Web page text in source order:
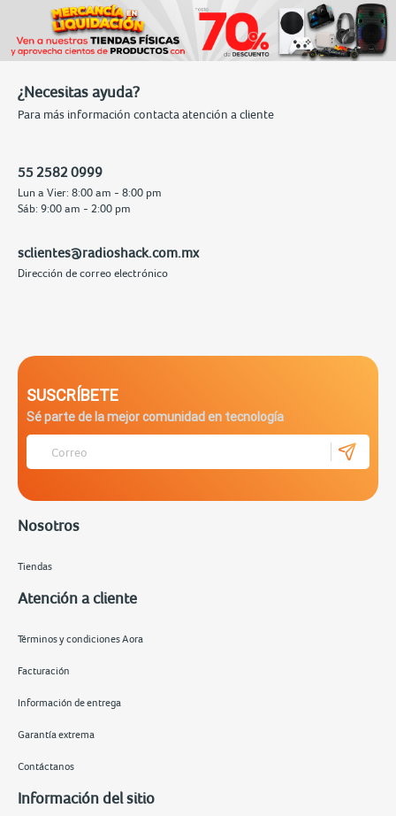
¿Necesitas ayuda?
Para más información contacta atención a cliente
55 2582 0999
Lun a Vier: 8:00 am - 8:00 pm
Sáb: 9:00 am - 2:00 pm
sclientes@radioshack.com.mx
Dirección de correo electrónico
SUSCRÍBETE
Sé parte de la mejor comunidad en tecnología
Nosotros
Tiendas
Atención a cliente
Términos y condiciones Aora
Facturación
Información de entrega
Garantía extrema
Contáctanos
Información del sitio